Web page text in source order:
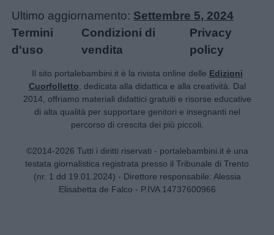
Ultimo aggiornamento: Settembre 5, 2024
Termini
d'uso
Condizioni di
vendita
Privacy
policy
Il sito portalebambini.it è la rivista online delle Edizioni
Cuorfolletto, dedicata alla didattica e alla creatività. Dal
2014, offriamo materiali didattici gratuiti e risorse educative
di alta qualità per supportare genitori e insegnanti nel
percorso di crescita dei più piccoli.
©2014-2026 Tutti i diritti riservati - portalebambini.it è una
testata giornalistica registrata presso il Tribunale di Trento
(nr. 1 dd 19.01.2024) - Direttore responsabile: Alessia
Elisabetta de Falco - P.IVA 14737600966